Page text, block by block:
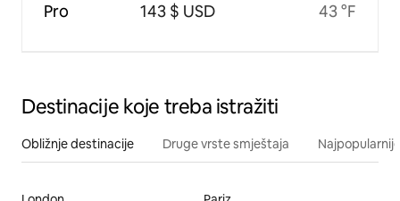
Pro 143 $ USD 43 °F
Destinacije koje treba istražiti
Obližnje destinacije Druge vrste smještaja